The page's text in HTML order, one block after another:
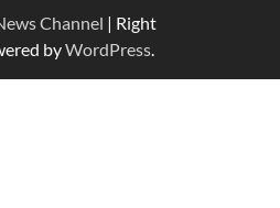
Channel | Right
byWordPress.